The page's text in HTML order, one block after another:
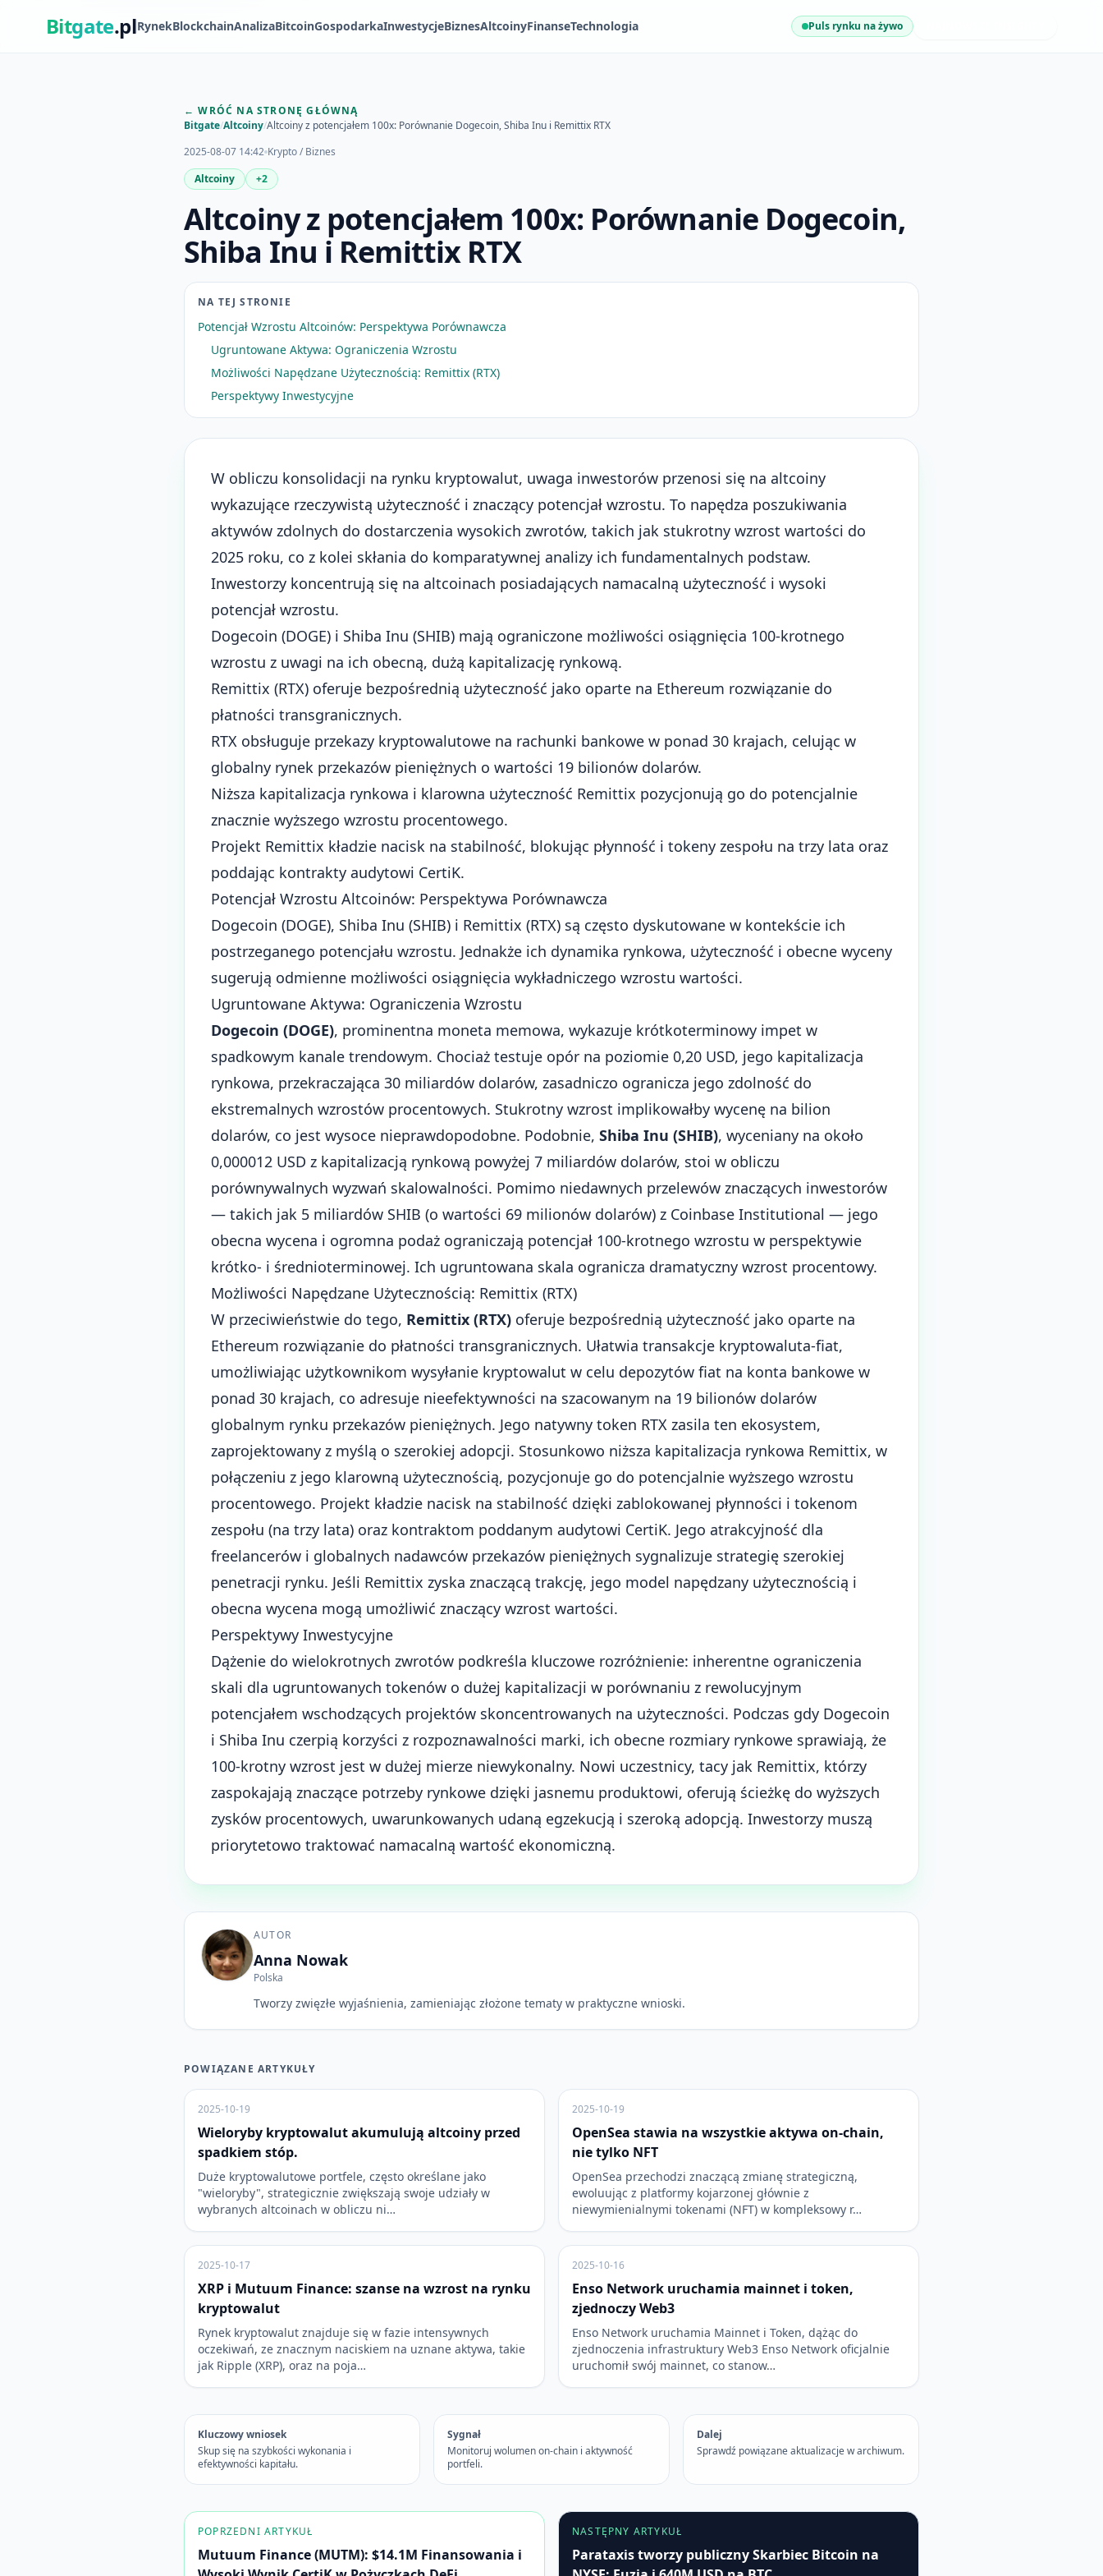
Bitgate.plRynekBlockchainAnalizaBitcoinGospodarkaInwestycjeBiznesAltcoinyFinanseTechnologia Puls rynku na żywo
← WRÓĆ NA STRONĘ GŁÓWNĄ
Bitgate/Altcoiny/Altcoiny z potencjałem 100x: Porównanie Dogecoin, Shiba Inu i Remittix RTX
2025-08-07 14:42 Krypto / Biznes
Altcoiny
+2
Altcoiny z potencjałem 100x: Porównanie Dogecoin,
Shiba Inu i Remittix RTX
NA TEJ STRONIE
Potencjał Wzrostu Altcoinów: Perspektywa Porównawcza
Ugruntowane Aktywa: Ograniczenia Wzrostu
Możliwości Napędzane Użytecznością: Remittix (RTX)
Perspektywy Inwestycyjne
W obliczu konsolidacji na rynku kryptowalut, uwaga inwestorów przenosi się na altcoiny
wykazujące rzeczywistą użyteczność i znaczący potencjał wzrostu. To napędza poszukiwania
aktywów zdolnych do dostarczenia wysokich zwrotów, takich jak stukrotny wzrost wartości do
2025 roku, co z kolei skłania do komparatywnej analizy ich fundamentalnych podstaw.
Inwestorzy koncentrują się na altcoinach posiadających namacalną użyteczność i wysoki
potencjał wzrostu.
Dogecoin (DOGE) i Shiba Inu (SHIB) mają ograniczone możliwości osiągnięcia 100-krotnego
wzrostu z uwagi na ich obecną, dużą kapitalizację rynkową.
Remittix (RTX) oferuje bezpośrednią użyteczność jako oparte na Ethereum rozwiązanie do
płatności transgranicznych.
RTX obsługuje przekazy kryptowalutowe na rachunki bankowe w ponad 30 krajach, celując w
globalny rynek przekazów pieniężnych o wartości 19 bilionów dolarów.
Niższa kapitalizacja rynkowa i klarowna użyteczność Remittix pozycjonują go do potencjalnie
znacznie wyższego wzrostu procentowego.
Projekt Remittix kładzie nacisk na stabilność, blokując płynność i tokeny zespołu na trzy lata oraz
poddając kontrakty audytowi CertiK.
Potencjał Wzrostu Altcoinów: Perspektywa Porównawcza
Dogecoin (DOGE), Shiba Inu (SHIB) i Remittix (RTX) są często dyskutowane w kontekście ich
postrzeganego potencjału wzrostu. Jednakże ich dynamika rynkowa, użyteczność i obecne wyceny
sugerują odmienne możliwości osiągnięcia wykładniczego wzrostu wartości.
Ugruntowane Aktywa: Ograniczenia Wzrostu
Dogecoin (DOGE), prominentna moneta memowa, wykazuje krótkoterminowy impet w
spadkowym kanale trendowym. Chociaż testuje opór na poziomie 0,20 USD, jego kapitalizacja
rynkowa, przekraczająca 30 miliardów dolarów, zasadniczo ogranicza jego zdolność do
ekstremalnych wzrostów procentowych. Stukrotny wzrost implikowałby wycenę na bilion
dolarów, co jest wysoce nieprawdopodobne. Podobnie, Shiba Inu (SHIB), wyceniany na około
0,000012 USD z kapitalizacją rynkową powyżej 7 miliardów dolarów, stoi w obliczu
porównywalnych wyzwań skalowalności. Pomimo niedawnych przelewów znaczących inwestorów
— takich jak 5 miliardów SHIB (o wartości 69 milionów dolarów) z Coinbase Institutional — jego
obecna wycena i ogromna podaż ograniczają potencjał 100-krotnego wzrostu w perspektywie
krótko- i średnioterminowej. Ich ugruntowana skala ogranicza dramatyczny wzrost procentowy.
Możliwości Napędzane Użytecznością: Remittix (RTX)
W przeciwieństwie do tego, Remittix (RTX) oferuje bezpośrednią użyteczność jako oparte na
Ethereum rozwiązanie do płatności transgranicznych. Ułatwia transakcje kryptowaluta-fiat,
umożliwiając użytkownikom wysyłanie kryptowalut w celu depozytów fiat na konta bankowe w
ponad 30 krajach, co adresuje nieefektywności na szacowanym na 19 bilionów dolarów
globalnym rynku przekazów pieniężnych. Jego natywny token RTX zasila ten ekosystem,
zaprojektowany z myślą o szerokiej adopcji. Stosunkowo niższa kapitalizacja rynkowa Remittix, w
połączeniu z jego klarowną użytecznością, pozycjonuje go do potencjalnie wyższego wzrostu
procentowego. Projekt kładzie nacisk na stabilność dzięki zablokowanej płynności i tokenom
zespołu (na trzy lata) oraz kontraktom poddanym audytowi CertiK. Jego atrakcyjność dla
freelancerów i globalnych nadawców przekazów pieniężnych sygnalizuje strategię szerokiej
penetracji rynku. Jeśli Remittix zyska znaczącą trakcję, jego model napędzany użytecznością i
obecna wycena mogą umożliwić znaczący wzrost wartości.
Perspektywy Inwestycyjne
Dążenie do wielokrotnych zwrotów podkreśla kluczowe rozróżnienie: inherentne ograniczenia
skali dla ugruntowanych tokenów o dużej kapitalizacji w porównaniu z rewolucyjnym
potencjałem wschodzących projektów skoncentrowanych na użyteczności. Podczas gdy Dogecoin
i Shiba Inu czerpią korzyści z rozpoznawalności marki, ich obecne rozmiary rynkowe sprawiają, że
100-krotny wzrost jest w dużej mierze niewykonalny. Nowi uczestnicy, tacy jak Remittix, którzy
zaspokajają znaczące potrzeby rynkowe dzięki jasnemu produktowi, oferują ścieżkę do wyższych
zysków procentowych, uwarunkowanych udaną egzekucją i szeroką adopcją. Inwestorzy muszą
priorytetowo traktować namacalną wartość ekonomiczną.
AUTOR
Anna Nowak
Polska
Tworzy zwięzłe wyjaśnienia, zamieniając złożone tematy w praktyczne wnioski.
POWIĄZANE ARTYKUŁY
2025-10-19
Wieloryby kryptowalut akumulują altcoiny przed
spadkiem stóp.
Duże kryptowalutowe portfele, często określane jako
"wieloryby", strategicznie zwiększają swoje udziały w
wybranych altcoinach w obliczu ni…
2025-10-19
OpenSea stawia na wszystkie aktywa on-chain,
nie tylko NFT
OpenSea przechodzi znaczącą zmianę strategiczną,
ewoluując z platformy kojarzonej głównie z
niewymienialnymi tokenami (NFT) w kompleksowy r…
2025-10-17
XRP i Mutuum Finance: szanse na wzrost na rynku
kryptowalut
Rynek kryptowalut znajduje się w fazie intensywnych
oczekiwań, ze znacznym naciskiem na uznane aktywa, takie
jak Ripple (XRP), oraz na poja…
2025-10-16
Enso Network uruchamia mainnet i token,
zjednoczy Web3
Enso Network uruchamia Mainnet i Token, dążąc do
zjednoczenia infrastruktury Web3 Enso Network oficjalnie
uruchomił swój mainnet, co stanow…
Kluczowy wniosek
Skup się na szybkości wykonania i
efektywności kapitału.
Sygnał
Monitoruj wolumen on-chain i aktywność
portfeli.
Dalej
Sprawdź powiązane aktualizacje w archiwum.
POPRZEDNI ARTYKUŁ
Mutuum Finance (MUTM): $14.1M Finansowania i
NASTĘPNY ARTYKUŁ
Parataxis tworzy publiczny Skarbiec Bitcoin na